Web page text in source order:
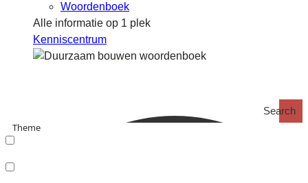
Woordenboek
Alle informatie op 1 plek
Kenniscentrum
Search
Theme